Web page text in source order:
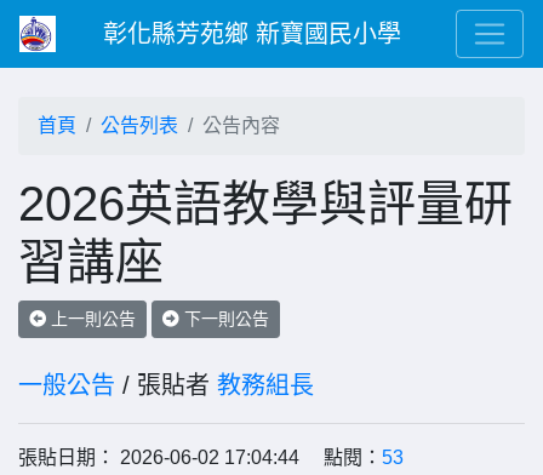
彰化縣芳苑鄉 新寶國民小學
首頁 公告列表 公告內容
2026英語教學與評量研
習講座
上一則公告 下一則公告
一般公告 / 張貼者 教務組長
張貼日期： 2026-06-02 17:04:44 點閱： 53